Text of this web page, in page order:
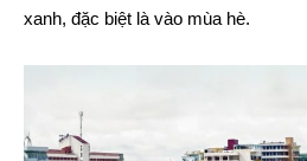
xanh, đặc biệt là vào mùa hè.